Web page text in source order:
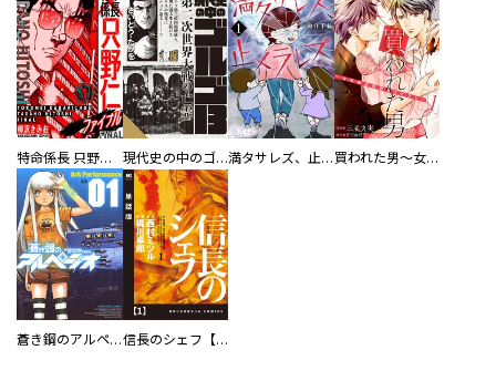
特命係長 只野仁ファイナル 愛蔵版 現代史の中のゴルゴ13 満タサレズ、止メラレズ 買われた男～女性限定快感セラピスト～【描き下ろしおまけ付き特装版】
蒼き鋼のアルペジオ 信長のシェフ【単話版】